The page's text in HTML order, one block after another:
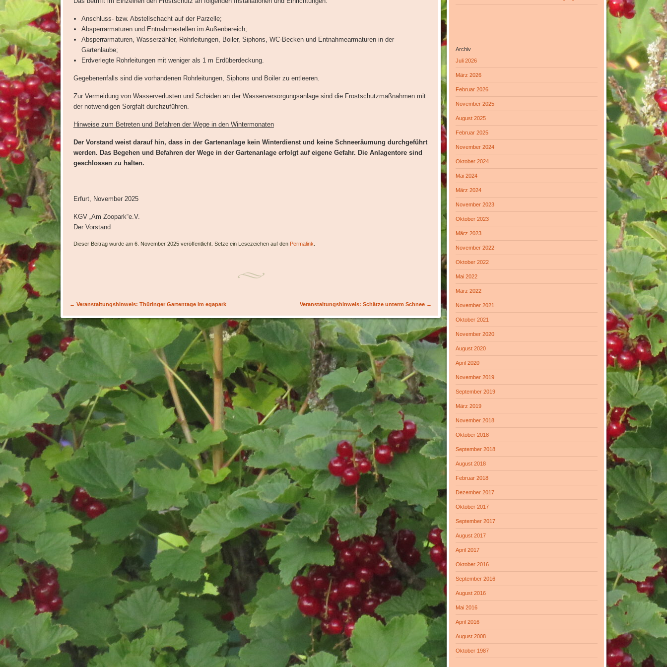
Anschluss- bzw. Abstellschacht auf der Parzelle;
Absperrarmaturen und Entnahmestellen im Außenbereich;
Absperrarmaturen, Wasserzähler, Rohrleitungen, Boiler, Siphons, WC-Becken und Entnahmearmaturen in der
Gartenlaube;
Erdverlegte Rohrleitungen mit weniger als 1 m Erdüberdeckung.
Gegebenenfalls sind die vorhandenen Rohrleitungen, Siphons und Boiler zu entleeren.
Zur Vermeidung von Wasserverlusten und Schäden an der Wasserversorgungsanlage sind die Frostschutzmaßnahmen mit
der notwendigen Sorgfalt durchzuführen.
Hinweise zum Betreten und Befahren der Wege in den Wintermonaten
Der Vorstand weist darauf hin, dass in der Gartenanlage kein Winterdienst und keine Schneeräumung durchgeführt
werden. Das Begehen und Befahren der Wege in der Gartenanlage erfolgt auf eigene Gefahr. Die Anlagentore sind
geschlossen zu halten.
Erfurt, November 2025
KGV „Am Zoopark“e.V.
Der Vorstand
Dieser Beitrag wurde am 6. November 2025 veröffentlicht. Setze ein Lesezeichen auf den Permalink
Artikel-Navigation
← Veranstaltungshinweis: Thüringer Gartentage im egapark Veranstaltungshinweis: Schätze unterm Schnee →
Archiv
Juli 2026
März 2026
Februar 2026
November 2025
August 2025
Februar 2025
November 2024
Oktober 2024
Mai 2024
März 2024
November 2023
Oktober 2023
März 2023
November 2022
Oktober 2022
Mai 2022
März 2022
November 2021
Oktober 2021
November 2020
August 2020
April 2020
November 2019
September 2019
März 2019
November 2018
Oktober 2018
September 2018
August 2018
Februar 2018
Dezember 2017
Oktober 2017
September 2017
August 2017
April 2017
Oktober 2016
September 2016
August 2016
Mai 2016
April 2016
August 2008
Oktober 1987